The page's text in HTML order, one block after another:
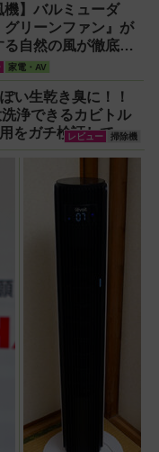
機】バルミューダ
グリーンファン』が
る自然の風が徹底し
！
家電・AV
い生乾き臭に！！
浄できるカビトル
をガチ検証して分
レビュー 掃除機